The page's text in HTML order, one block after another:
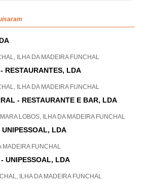
ILHA DA MADEIRA FUNCHAL
RESTAURANTES, LDA
ILHA DA MADEIRA FUNCHAL
- RESTAURANTE E BAR, LDA
LOBOS, ILHA DA MADEIRA FUNCHAL
LDA
MADEIRA FUNCHAL
UNIPESSOAL, LDA
ILHA DA MADEIRA FUNCHAL